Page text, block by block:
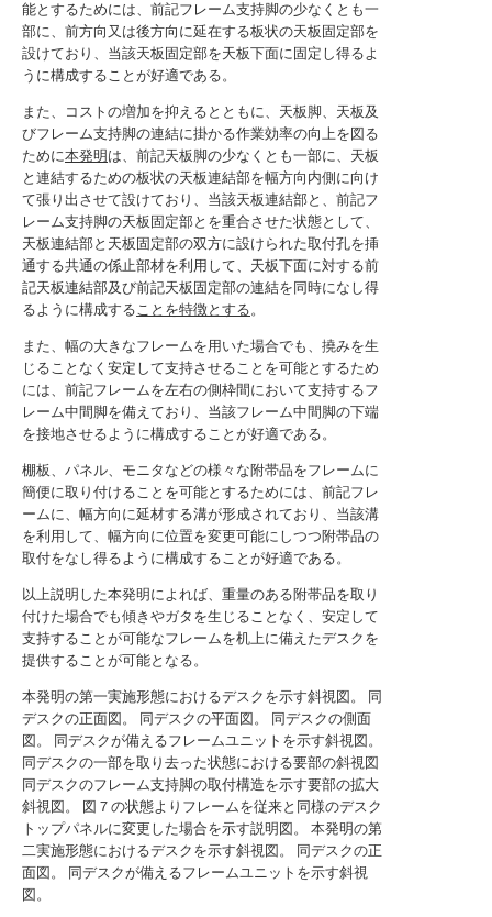
能とするためには、前記フレーム支持脚の少なくとも一
部に、前方向又は後方向に延在する板状の天板固定部を
設けており、当該天板固定部を天板下面に固定し得るよ
うに構成することが好適である。
また、コストの増加を抑えるとともに、天板脚、天板及
びフレーム支持脚の連結に掛かる作業効率の向上を図る
ために本発明 は、前記天板脚の少なくとも一部に、天板
と連結するための板状の天板連結部を幅方向内側に向け
て張り出させて設けており、当該天板連結部と、前記フ
レーム支持脚の天板固定部とを重合させた状態として、
天板連結部と天板固定部の双方に設けられた取付孔を挿
通する共通の係止部材を利用して、天板下面に対する前
記天板連結部及び前記天板固定部の連結を同時になし得
るように構成することを特徴とする。
また、幅の大きなフレームを用いた場合でも、撓みを生
じることなく安定して支持させることを可能とするため
には、前記フレームを左右の側枠間において支持するフ
レーム中間脚を備えており、当該フレーム中間脚の下端
を接地させるように構成することが好適である。
棚板、パネル、モニタなどの様々な附帯品をフレームに
簡便に取り付けることを可能とするためには、前記フレ
ームに、幅方向に延材する溝が形成されており、当該溝
を利用して、幅方向に位置を変更可能にしつつ附帯品の
取付をなし得るように構成することが好適である。
以上説明した本発明によれば、重量のある附帯品を取り
付けた場合でも傾きやガタを生じることなく、安定して
支持することが可能なフレームを机上に備えたデスクを
提供することが可能となる。
本発明の第一実施形態におけるデスクを示す斜視図。
同
デスクの正面図。
同デスクの平面図。
同デスクの側面
図。
同デスクが備えるフレームユニットを示す斜視図。
同デスクの一部を取り去った状態における要部の斜視図
同デスクのフレーム支持脚の取付構造を示す要部の拡大
斜視図。
図７の状態よりフレームを従来と同様のデスク
トップパネルに変更した場合を示す説明図。
本発明の第
二実施形態におけるデスクを示す斜視図。
同デスクの正
面図。
同デスクが備えるフレームユニットを示す斜視
図。